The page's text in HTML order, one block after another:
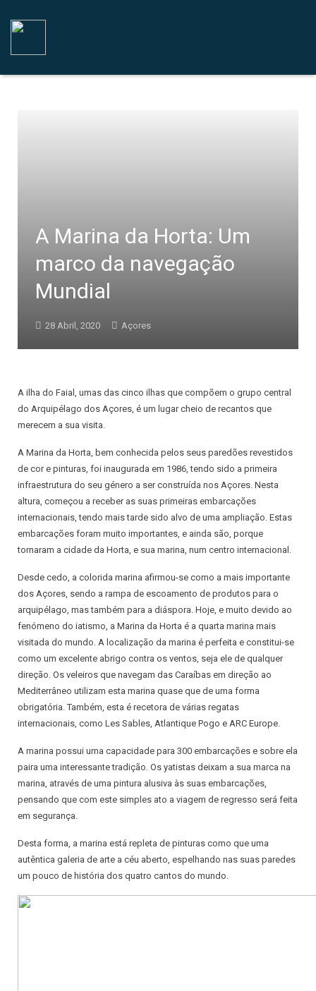
A Marina da Horta: Um
marco da navegação
Mundial
28 Abril, 2020 Açores
A ilha do Faial, umas das cinco ilhas que compõem o grupo central
do Arquipélago dos Açores, é um lugar cheio de recantos que
merecem a sua visita.
A Marina da Horta, bem conhecida pelos seus paredões revestidos
de cor e pinturas, foi inaugurada em 1986, tendo sido a primeira
infraestrutura do seu género a ser construída nos Açores. Nesta
altura, começou a receber as suas primeiras embarcações
internacionais, tendo mais tarde sido alvo de uma ampliação. Estas
embarcações foram muito importantes, e ainda são, porque
tornaram a cidade da Horta, e sua marina, num centro internacional.
Desde cedo, a colorida marina afirmou-se como a mais importante
dos Açores, sendo a rampa de escoamento de produtos para o
arquipélago, mas também para a diáspora. Hoje, e muito devido ao
fenómeno do iatismo, a Marina da Horta é a quarta marina mais
visitada do mundo. A localização da marina é perfeita e constitui-se
como um excelente abrigo contra os ventos, seja ele de qualquer
direção. Os veleiros que navegam das Caraíbas em direção ao
Mediterrâneo utilizam esta marina quase que de uma forma
obrigatória. Também, esta é recetora de várias regatas
internacionais, como Les Sables, Atlantique Pogo e ARC Europe.
A marina possui uma capacidade para 300 embarcações e sobre ela
paira uma interessante tradição. Os yatistas deixam a sua marca na
marina, através de uma pintura alusiva às suas embarcações,
pensando que com este simples ato a viagem de regresso será feita
em segurança.
Desta forma, a marina está repleta de pinturas como que uma
autêntica galeria de arte a céu aberto, espelhando nas suas paredes
um pouco de história dos quatro cantos do mundo.